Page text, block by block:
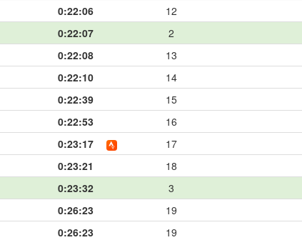
0:22:06 12
0:22:07
2
0:22:08
13
0:22:10
14
0:22:39 15
0:22:53
16
0:23:17
17
0:23:21 18
0:23:32
3
0:26:23
19
0:26:23
19